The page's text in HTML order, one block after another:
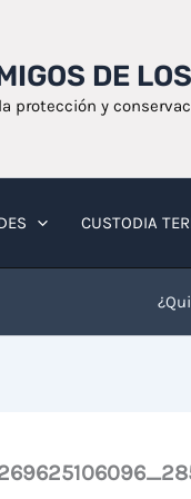
DE
protección y
CUSTODIA